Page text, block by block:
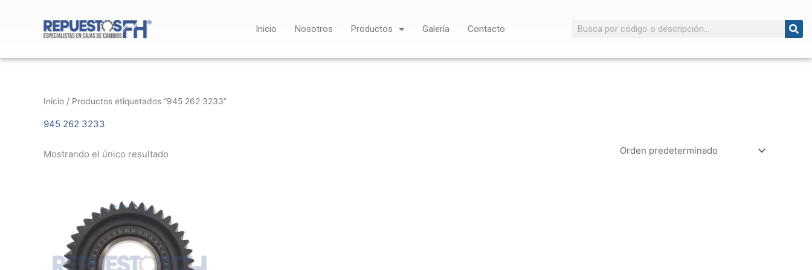
Inicio Nosotros Productos Galería Contacto Buscar
Inicio / Productos etiquetados “945 262 3233”
945 262 3233
Mostrando el único resultado